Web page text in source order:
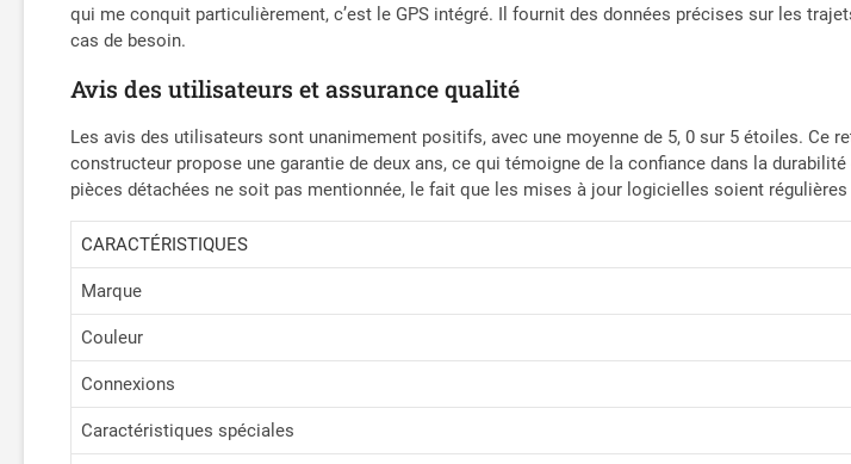
qui me conquit particulièrement, c’est le GPS intégré. Il fournit des données précises sur les
cas de besoin.
Avis des utilisateurs et assurance qualité
Les avis des utilisateurs sont unanimement positifs, avec une moyenne de 5, 0 sur 5 étoiles. Ce
constructeur propose une garantie de deux ans, ce qui témoigne de la confiance dans la
pièces détachées ne soit pas mentionnée, le fait que les mises à jour logicielles soient
CARACTÉRISTIQUES
Marque
Couleur
Connexions
Caractéristiques spéciales